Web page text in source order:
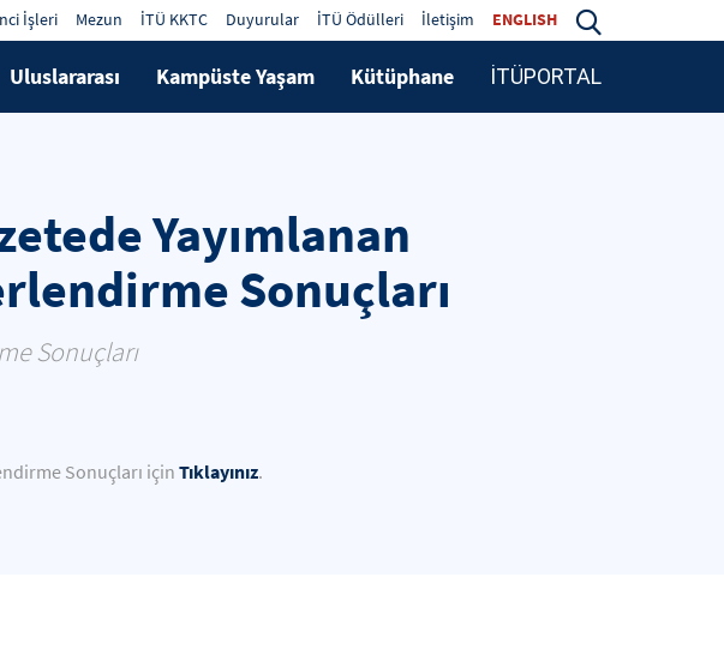
İşleri Mezun İTÜ KKTC Duyurular İTÜ Ödülleri İletişim ENGLISH
Uluslararası Kampüste Yaşam Kütüphane İTÜPORTAL
Yayımlanan
Sonuçları
Sonuçları
Sonuçları için Tıklayınız.